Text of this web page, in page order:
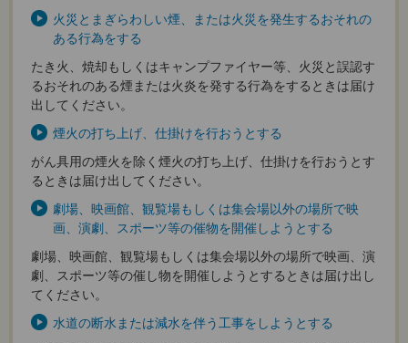
火災とまぎらわしい煙、または火災を発生するおそれの
ある行為をする
たき火、焼却もしくはキャンプファイヤー等、火災と誤認す
るおそれのある煙または火炎を発する行為をするときは届け
出してください。
煙火の打ち上げ、仕掛けを行おうとする
がん具用の煙火を除く煙火の打ち上げ、仕掛けを行おうとす
るときは届け出してください。
劇場、映画館、観覧場もしくは集会場以外の場所で映
画、演劇、スポーツ等の催物を開催しようとする
劇場、映画館、観覧場もしくは集会場以外の場所で映画、演
劇、スポーツ等の催し物を開催しようとするときは届け出し
てください。
水道の断水または減水を伴う工事をしようとする